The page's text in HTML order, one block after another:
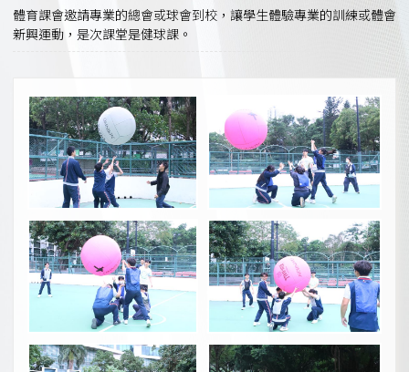
體育課會邀請專業的總會或球會到校，讓學生體驗專業的訓練或體會
新興運動，是次課堂是健球課。